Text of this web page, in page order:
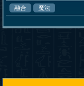
融合
魔法